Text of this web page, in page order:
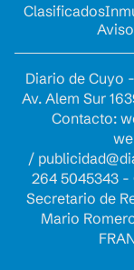
Clasificados
Diario de Cuyo
Av. Alem Sur
Contacto:
/
264 5045343 -
Secretario de
Mario